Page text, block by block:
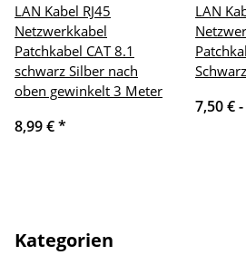
LAN Kabel RJ45
Netzwerkkabel
Patchkabel CAT 8.1
schwarz Silber nach
oben gewinkelt 3 Meter
8,99 €*
LAN
7,50 € -
Kategorien